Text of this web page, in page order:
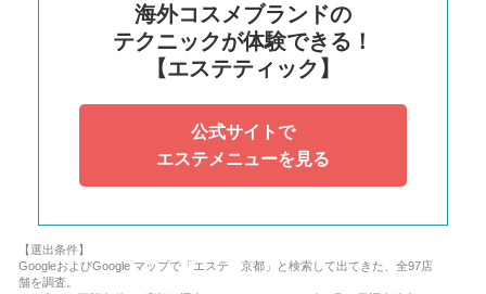
海外コスメブランドの
テクニックが体験できる！
【エステティック】
公式サイトで
エステメニューを見る
【選出条件】
GoogleおよびGoogle マップで「エステ 京都」と検索して出てきた、全97店
舗を調査。